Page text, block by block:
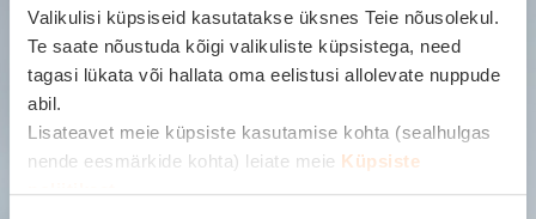
Valikulisi küpsiseid kasutatakse üksnes Teie nõusolekul.
Te saate nõustuda kõigi valikuliste küpsistega, need
tagasi lükata või hallata oma eelistusi allolevate nuppude
abil.
Lisateavet meie küpsiste kasutamise kohta (sealhulgas
nende eesmärkide kohta) leiate meie Küpsiste
poliitikast.
E-posti aadress *
+372
Telefoninumber *